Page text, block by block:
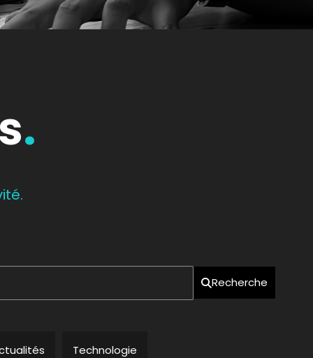
.
Recherche
Technologie